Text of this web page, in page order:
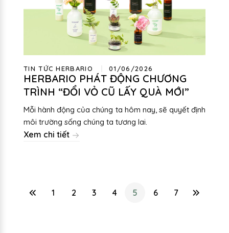
TIN TỨC HERBARIO 01/06/2026
HERBARIO PHÁT ĐỘNG CHƯƠNG
TRÌNH “ĐỔI VỎ CŨ LẤY QUÀ MỚI”
Mỗi hành động của chúng ta hôm nay, sẽ quyết định
môi trường sống chúng ta tương lai.
Xem chi tiết
1 2 3 4 5 6 7